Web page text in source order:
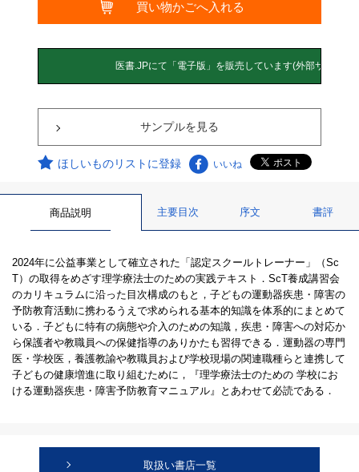
サンプルを見る
ほしいものリストに登録 いいね
商品説明 主要目次 序文 書評
2024年に公益事業として確立された「認定スクールトレーナー」（Sc
T）の取得をめざす理学療法士のための実践テキスト．ScT養成講習会
のカリキュラムに沿った目次構成のもと，子どもの運動器疾患・障害の
予防教育活動に携わるうえで求められる基本的知識を体系的にまとめて
いる．子どもに特有の病態や介入のための知識，疾患・障害への対応か
ら保護者や教職員への保健指導のありかたも習得できる．運動器の専門
医・学校医，養護教諭や教職員および学校現場の関連職種らと連携して
子どもの健康増進に取り組むために，『理学療法士のための 学校にお
ける運動器疾患・障害予防教育マニュアル』とあわせて必読である．
取扱い書店一覧